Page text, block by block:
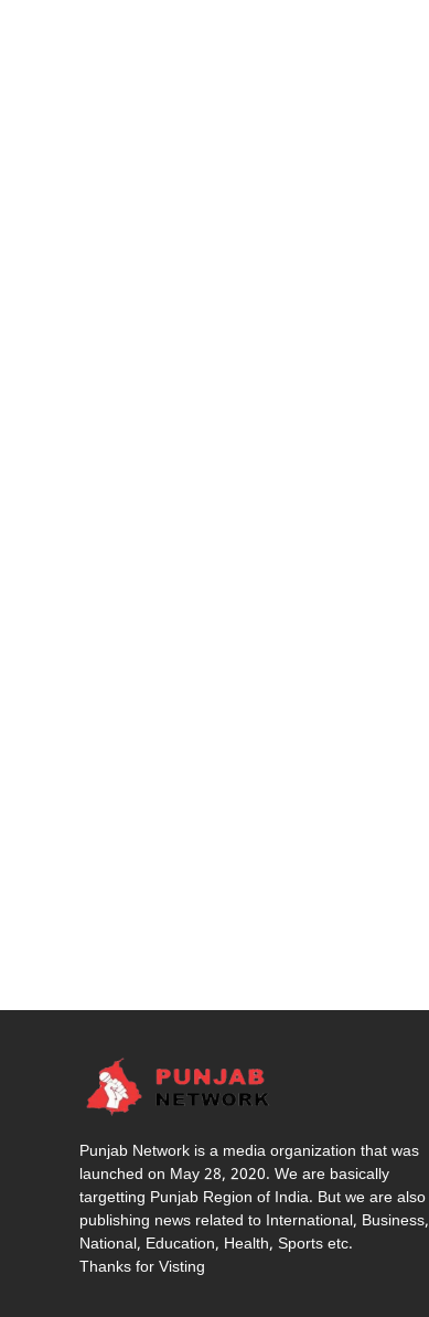
Punjab Network is a media organization that was
launched on May 28, 2020. We are basically
targetting Punjab Region of India. But we are also
publishing news related to International, Business,
National, Education, Health, Sports etc.
Thanks for Visting